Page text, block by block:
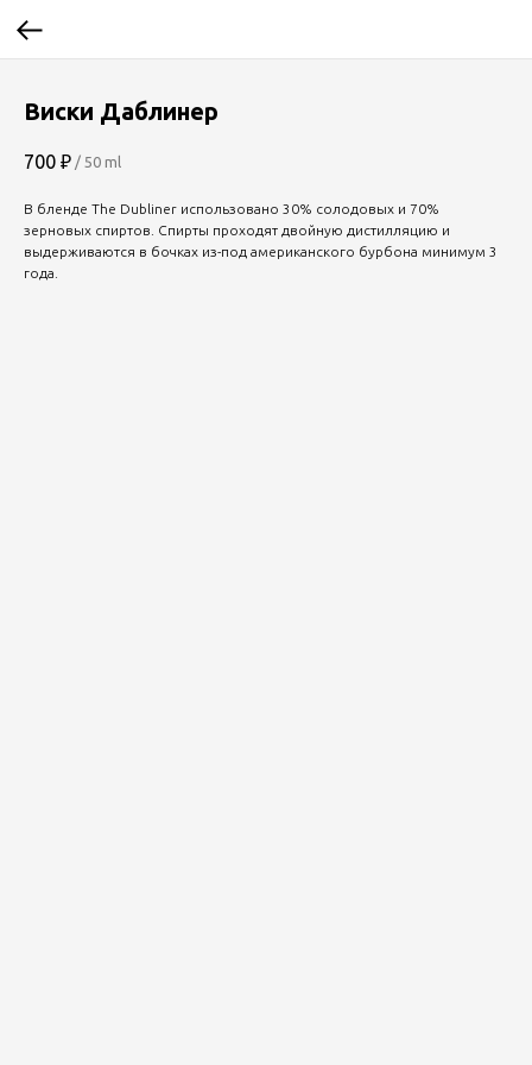
Виски Даблинер
700 ₽ / 50 ml
В бленде The Dubliner использовано 30% солодовых и 70%
зерновых спиртов. Спирты проходят двойную дистилляцию и
выдерживаются в бочках из-под американского бурбона минимум 3
года.